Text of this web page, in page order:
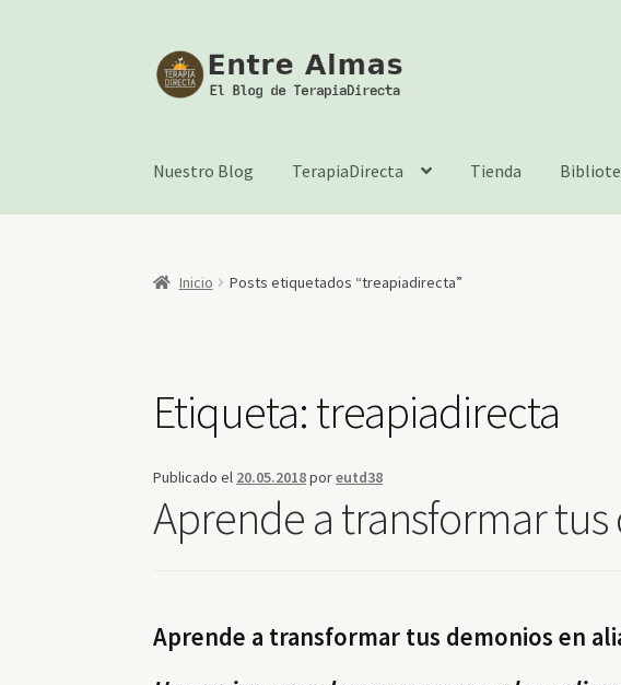
Ir
a
Ir
al
Nuestro Blog TerapiaDirecta Tienda
Inicio Posts etiquetados “treapiadirecta”
Etiqueta:treapiadirecta
Publicado el 20.05.2018poreutd38
Aprende a transformar
Aprende a transformar tus demonios en